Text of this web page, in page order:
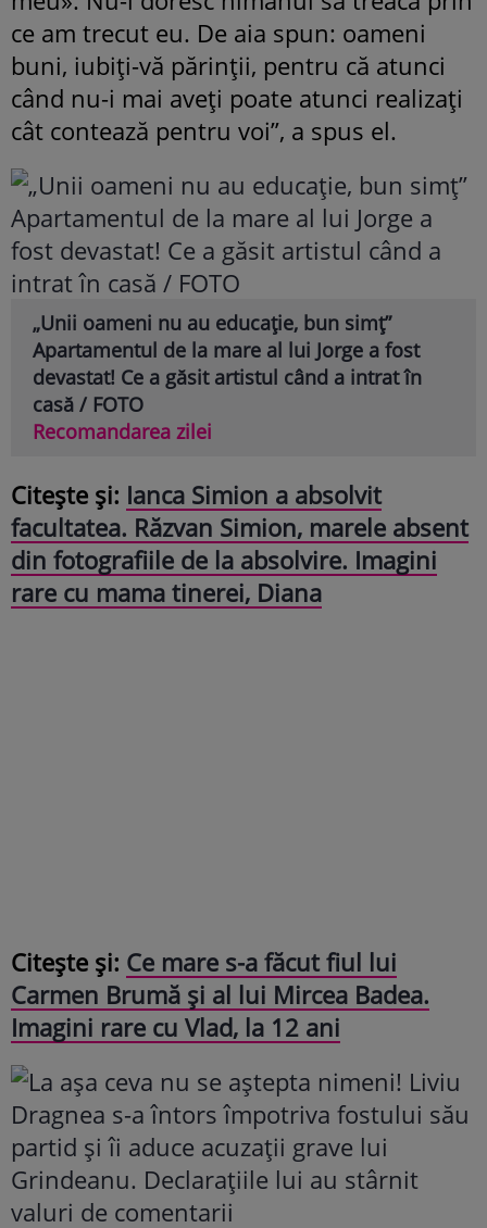
ce am trecut eu. De aia spun: oameni
buni, iubiți-vă părinții, pentru că atunci
când nu-i mai aveți poate atunci realizați
cât contează pentru voi”, a spus el.
„Unii oameni nu au educație, bun simț”
Apartamentul de la mare al lui Jorge a fost
devastat! Ce a găsit artistul când a intrat în
casă / FOTO
Recomandarea zilei
Citește și: Ianca Simion a absolvit
facultatea. Răzvan Simion, marele absent
din fotografiile de la absolvire. Imagini
rare cu mama tinerei, Diana
Citește și: Ce mare s-a făcut fiul lui
Carmen Brumă și al lui Mircea Badea.
Imagini rare cu Vlad, la 12 ani